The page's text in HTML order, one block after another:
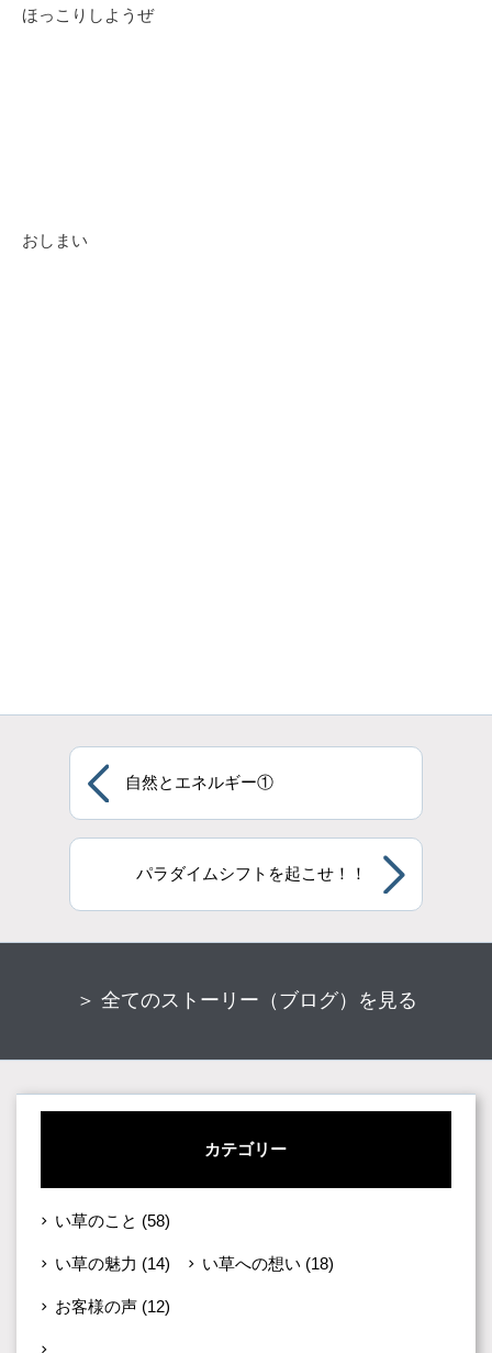
ほっこりしようぜ
おしまい
自然とエネルギー①
パラダイムシフトを起こせ！！
＞ 全てのストーリー（ブログ）を見る
カテゴリー
い草のこと (58)
い草の魅力 (14) い草への想い (18)
お客様の声 (12)